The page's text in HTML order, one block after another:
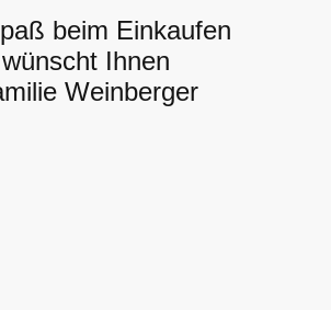
beim Einkaufen
wünscht Ihnen
Weinberger